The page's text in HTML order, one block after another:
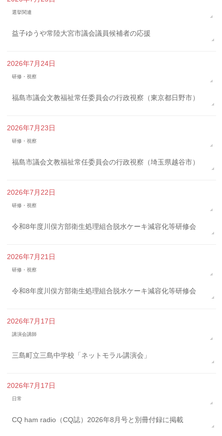
選挙関連
益子ゆうや常陸大宮市議会議員候補者の応援
2026年7月24日
研修・視察
福島市議会文教福祉常任委員会の行政視察（東京都日野市）
2026年7月23日
研修・視察
福島市議会文教福祉常任委員会の行政視察（埼玉県越谷市）
2026年7月22日
研修・視察
令和8年度川俣方部衛生処理組合脱水ケーキ減容化等研修会
2026年7月21日
研修・視察
令和8年度川俣方部衛生処理組合脱水ケーキ減容化等研修会
2026年7月17日
講演会講師
三島町立三島中学校「ネットモラル講演会」
2026年7月17日
日常
CQ ham radio（CQ誌）2026年8月号と別冊付録に掲載